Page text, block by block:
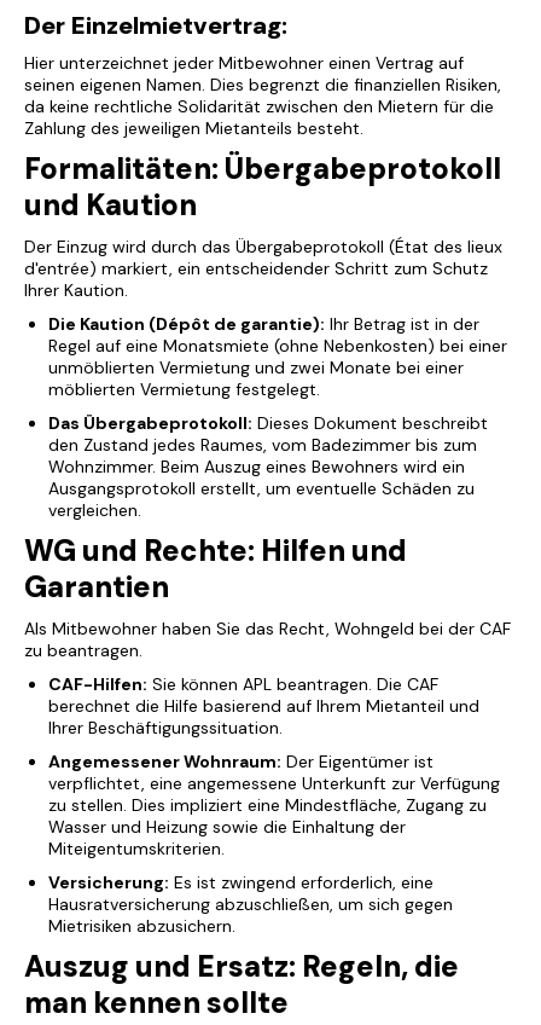
Der Einzelmietvertrag:
Hier unterzeichnet jeder Mitbewohner einen Vertrag auf
seinen eigenen Namen. Dies begrenzt die finanziellen Risiken,
da keine rechtliche Solidarität zwischen den Mietern für die
Zahlung des jeweiligen Mietanteils besteht.
Formalitäten: Übergabeprotokoll
und Kaution
Der Einzug wird durch das Übergabeprotokoll (État des lieux
d'entrée) markiert, ein entscheidender Schritt zum Schutz
Ihrer Kaution.
Die Kaution (Dépôt de garantie): Ihr Betrag ist in der
Regel auf eine Monatsmiete (ohne Nebenkosten) bei einer
unmöblierten Vermietung und zwei Monate bei einer
möblierten Vermietung festgelegt.
Das Übergabeprotokoll: Dieses Dokument beschreibt
den Zustand jedes Raumes, vom Badezimmer bis zum
Wohnzimmer. Beim Auszug eines Bewohners wird ein
Ausgangsprotokoll erstellt, um eventuelle Schäden zu
vergleichen.
WG und Rechte: Hilfen und
Garantien
Als Mitbewohner haben Sie das Recht, Wohngeld bei der CAF
zu beantragen.
CAF-Hilfen: Sie können APL beantragen. Die CAF
berechnet die Hilfe basierend auf Ihrem Mietanteil und
Ihrer Beschäftigungssituation.
Angemessener Wohnraum: Der Eigentümer ist
verpflichtet, eine angemessene Unterkunft zur Verfügung
zu stellen. Dies impliziert eine Mindestfläche, Zugang zu
Wasser und Heizung sowie die Einhaltung der
Miteigentumskriterien.
Versicherung: Es ist zwingend erforderlich, eine
Hausratversicherung abzuschließen, um sich gegen
Mietrisiken abzusichern.
Auszug und Ersatz: Regeln, die
man kennen sollte